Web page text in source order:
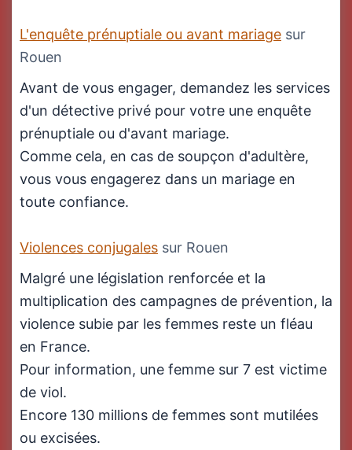
L'enquête prénuptiale ou avant mariage sur
Rouen
Avant de vous engager, demandez les services
d'un détective privé pour votre une enquête
prénuptiale ou d'avant mariage.
Comme cela, en cas de soupçon d'adultère,
vous vous engagerez dans un mariage en
toute confiance.
Violences conjugales sur Rouen
Malgré une législation renforcée et la
multiplication des campagnes de prévention, la
violence subie par les femmes reste un fléau
en France.
Pour information, une femme sur 7 est victime
de viol.
Encore 130 millions de femmes sont mutilées
ou excisées.